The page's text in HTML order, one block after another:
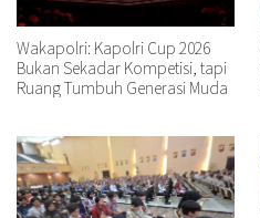
Wakapolri: Kapolri Cup 2026
Bukan Sekadar Kompetisi, tapi
Ruang Tumbuh Generasi Muda